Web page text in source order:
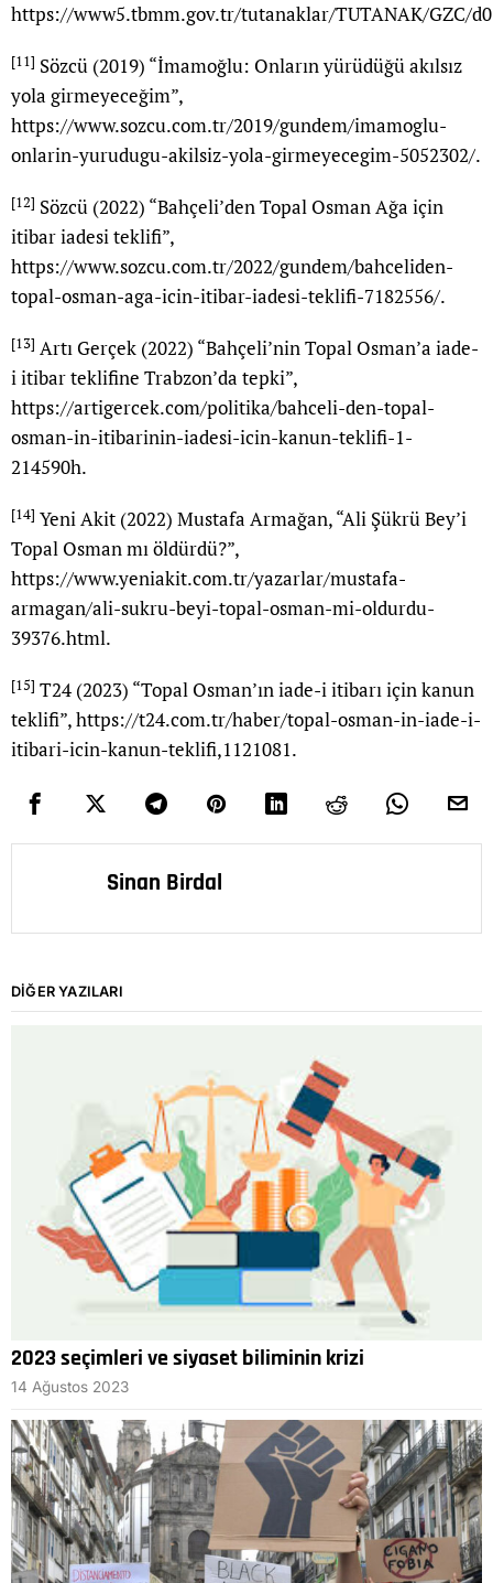
https://www5.tbmm.gov.tr/tutanaklar/TUTANAK/GZC/
[11] Sözcü (2019) “İmamoğlu: Onların yürüdüğü akılsız
yola girmeyeceğim”,
https://www.sozcu.com.tr/2019/gundem/imamoglu-
onlarin-yurudugu-akilsiz-yola-girmeyecegim-5052302/.
[12] Sözcü (2022) “Bahçeli’den Topal Osman Ağa için
itibar iadesi teklifi”,
https://www.sozcu.com.tr/2022/gundem/bahceliden-
topal-osman-aga-icin-itibar-iadesi-teklifi-7182556/.
[13] Artı Gerçek (2022) “Bahçeli’nin Topal Osman’a iade-
i itibar teklifine Trabzon’da tepki”,
https://artigercek.com/politika/bahceli-den-topal-
osman-in-itibarinin-iadesi-icin-kanun-teklifi-1-
214590h.
[14] Yeni Akit (2022) Mustafa Armağan, “Ali Şükrü Bey’i
Topal Osman mı öldürdü?”,
https://www.yeniakit.com.tr/yazarlar/mustafa-
armagan/ali-sukru-beyi-topal-osman-mi-oldurdu-
39376.html.
[15] T24 (2023) “Topal Osman’ın iade-i itibarı için kanun
teklifi”,https://t24.com.tr/haber/topal-osman-in-iade-i-
itibari-icin-kanun-teklifi,1121081.
Sinan Birdal
DIĞER YAZILARI
2023 seçimleri ve siyaset biliminin krizi
14 Ağustos 2023